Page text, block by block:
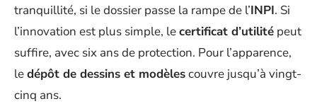
tranquillité, si le dossier passe la rampe de l’INPI. Si
l’innovation est plus simple, lecertificat d’utilité peut
suffire, avec six ans de protection. Pour l’apparence,
ledépôt de dessins et modèlescouvre jusqu’à vingt-
cinq ans.